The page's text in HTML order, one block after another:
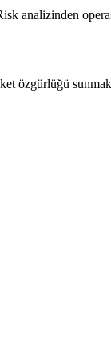
analizinden
özgürlüğü